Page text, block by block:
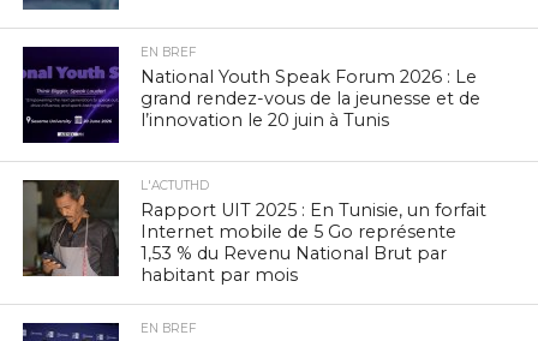
EN BREF
National Youth Speak Forum 2026 : Le
grand rendez-vous de la jeunesse et de
l’innovation le 20 juin à Tunis
L'ACTUTHD
Rapport UIT 2025 : En Tunisie, un forfait
Internet mobile de 5 Go représente
1,53 % du Revenu National Brut par
habitant par mois
EN BREF